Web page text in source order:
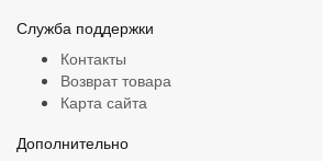
Служба поддержки
Контакты
Возврат товара
Карта сайта
Дополнительно